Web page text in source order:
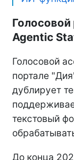
Agentic
Голосовой
портале
дублирует
текстовый
До конца